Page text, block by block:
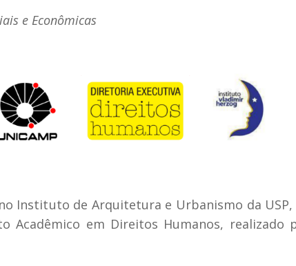
e Econômicas
Instituto de Arquitetura e Urbanismo da USP,
Acadêmico em Direitos Humanos, realizado